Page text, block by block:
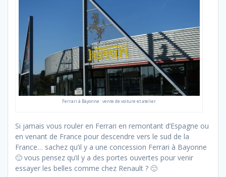
Ferrari à Bayonne : vente de voiture et atelier
Si jamais vous rouler en Ferrari en remontant d’Espagne ou
en venant de France pour descendre vers le sud de la
France… sachez qu’il y a une concession Ferrari à Bayonne
🙂 vous pensez qu’il y a des portes ouvertes pour venir
essayer les belles comme chez Renault ? 🙂